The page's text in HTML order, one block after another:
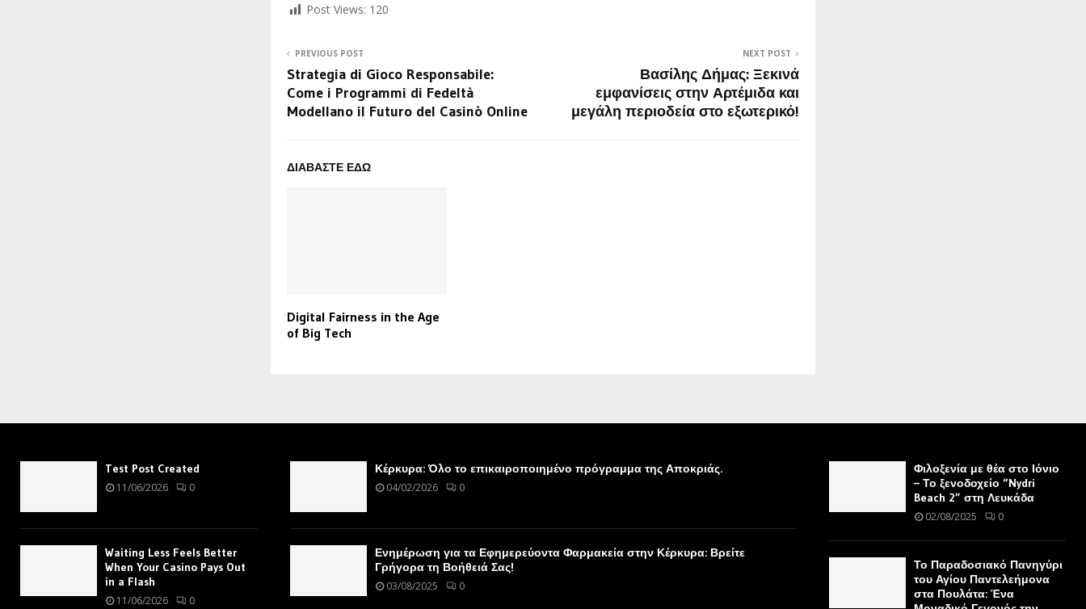
Post Views: 120
PREVIOUS POST
Strategia di Gioco Responsabile:
Come i Programmi di Fedeltà
Modellano il Futuro del Casinò Online
NEXT POST
Βασίλης Δήμας: Ξεκινά
εμφανίσεις στην Αρτέμιδα και
μεγάλη περιοδεία στο εξωτερικό!
ΔΙΑΒΑΣΤΕ ΕΔΩ
Digital Fairness in the Age
of Big Tech
Test Post Created
11/06/2026 0
Waiting Less Feels Better
When Your Casino Pays Out
in a Flash
11/06/2026 0
Κέρκυρα: Όλο το επικαιροποιημένο πρόγραμμα της Αποκριάς.
04/02/2026 0
Ενημέρωση για τα Εφημερεύοντα Φαρμακεία στην Κέρκυρα: Βρείτε
Γρήγορα τη Βοήθειά Σας!
03/08/2025 0
Φιλοξενία με θέα στο Ιόνιο
– Το ξενοδοχείο “Nydri
Beach 2” στη Λευκάδα
02/08/2025 0
Το Παραδοσιακό Πανηγύρι
του Αγίου Παντελεήμονα
στα Πουλάτα: Ένα